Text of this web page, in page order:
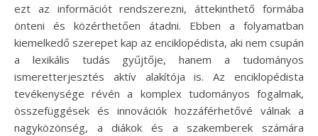
ezt az információt rendszerezni, áttekinthető formába
önteni és közérthetően átadni. Ebben a folyamatban
kiemelkedő szerepet kap az enciklopédista, aki nem csupán
a lexikális tudás gyűjtője, hanem a tudományos
ismeretterjesztés aktív alakítója is. Az enciklopédista
tevékenysége révén a komplex tudományos fogalmak,
összefüggések és innovációk hozzáférhetővé válnak a
nagyközönség, a diákok és a szakemberek számára